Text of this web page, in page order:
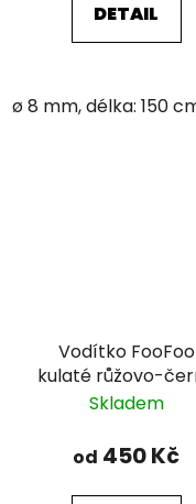
DETAIL
ø 8 mm, délka: 150
Vodítko FooFoo
kulaté růžovo-
Skladem
od 450 Kč